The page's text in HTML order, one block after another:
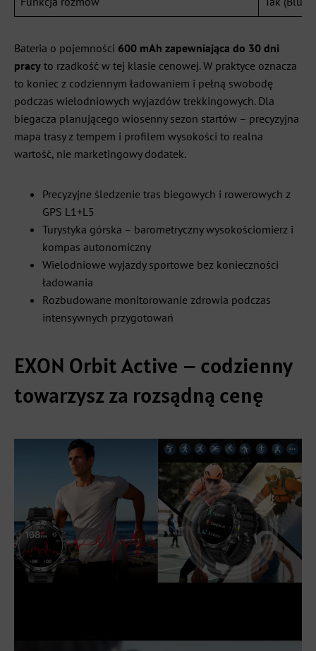
Bateria o pojemności 600 mAh zapewniająca do 30 dni
pracy to rzadkość w tej klasie cenowej. W praktyce oznacza
to koniec z codziennym ładowaniem i pełną swobodę
podczas wielodniowych wyjazdów trekkingowych. Dla
biegacza planującego wiosenny sezon startów – precyzyjna
mapa trasy z tempem i profilem wysokości to realna
wartość, nie marketingowy dodatek.
Precyzyjne śledzenie tras biegowych i rowerowych z
GPS L1+L5
Turystyka górska – barometryczny wysokościomierz i
kompas autonomiczny
Wielodniowe wyjazdy sportowe bez konieczności
ładowania
Rozbudowane monitorowanie zdrowia podczas
intensywnych przygotowań
EXON Orbit Active – codzienny
towarzysz za rozsądną cenę